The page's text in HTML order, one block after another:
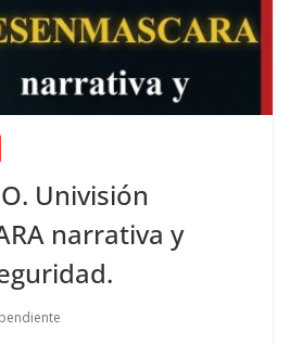
Univisión
narrativa y